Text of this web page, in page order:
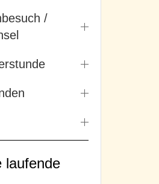
/
laufende